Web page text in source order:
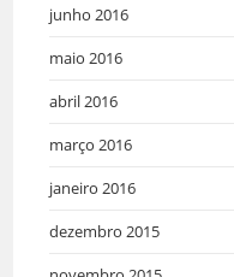
junho 2016
maio 2016
abril 2016
março 2016
janeiro 2016
dezembro 2015